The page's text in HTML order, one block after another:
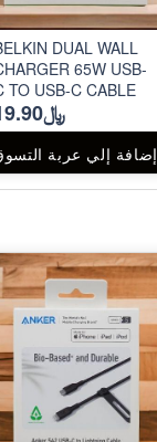
DUAL WALL
65W USB-
TO USB-C CABLE
﷼19.90
إضافة إلي عربة